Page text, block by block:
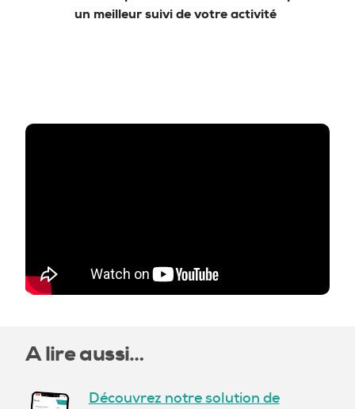
un meilleur suivi de votre activité
A lire aussi…
Découvrez notre solution de